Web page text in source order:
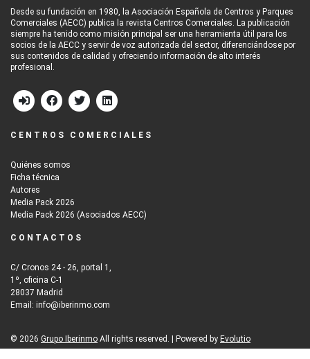
Desde su fundación en 1980, la Asociación Española de Centros y Parques
Comerciales (AECC) publica la revista Centros Comerciales. La publicación
siempre ha tenido como misión principal ser una herramienta útil para los
socios de la AECC y servir de voz autorizada del sector, diferenciándose por
sus contenidos de calidad y ofreciendo información de alto interés
profesional.
CENTROS COMERCIALES
Quiénes somos
Ficha técnica
Autores
Media Pack 2026
Media Pack 2026 (Asociados AECC)
CONTACTOS
C/ Cronos 24 - 26, portal 1,
1º, oficina C-1
28037 Madrid
Email: info@iberinmo.com
© 2026 Grupo Iberinmo All rights reserved. | Powered by Evolutio